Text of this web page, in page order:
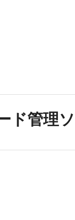
ド管理